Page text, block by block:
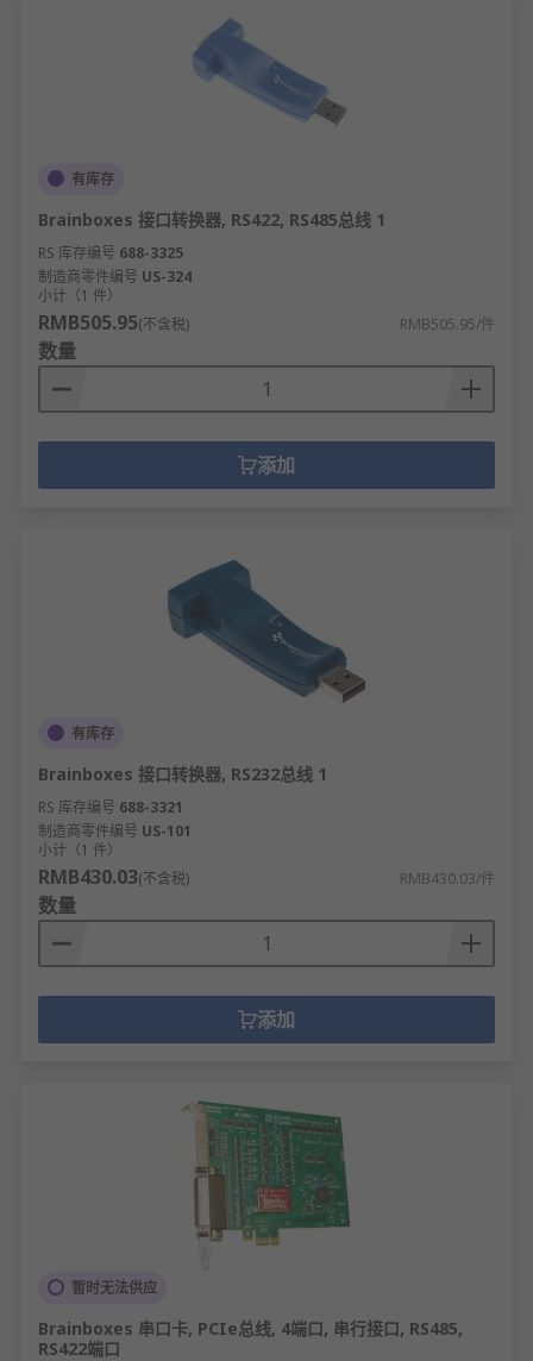
有库存
Brainboxes 接口转换器, RS422, RS485总线 1
RS 库存编号 688-3325
制造商零件编号 US-324
小计（1 件）
RMB505.95(不含税) RMB505.95/件
数量
添加
有库存
Brainboxes 接口转换器, RS232总线 1
RS 库存编号 688-3321
制造商零件编号 US-101
小计（1 件）
RMB430.03(不含税) RMB430.03/件
数量
添加
暂时无法供应
Brainboxes 串口卡, PCIe总线, 4端口, 串行接口, RS485,
RS422端口